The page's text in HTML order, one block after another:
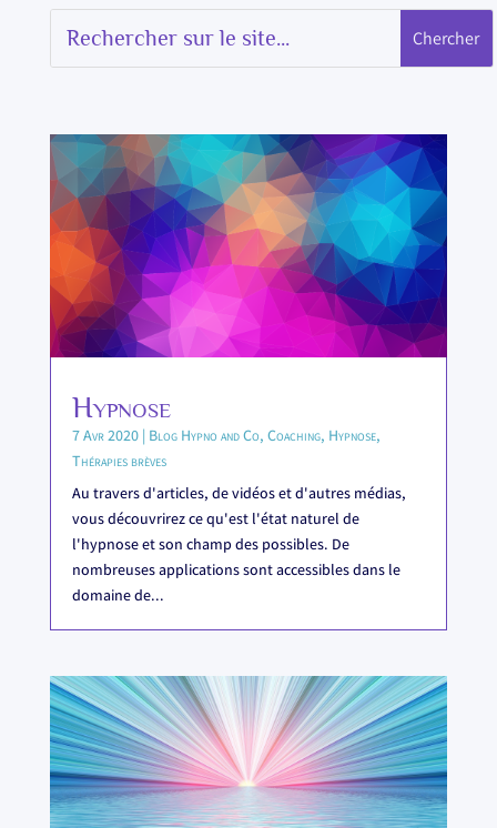
Hypnose
7 Avr 2020| Blog Hypno and Co, Coaching, Hypnose,
Thérapies brèves
Au travers d'articles, de vidéos et d'autres médias,
vous découvrirez ce qu'est l'état naturel de
l'hypnose et son champ des possibles. De
nombreuses applications sont accessibles dans le
domaine de...